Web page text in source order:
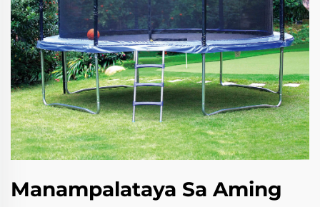
Manampalataya Sa Aming